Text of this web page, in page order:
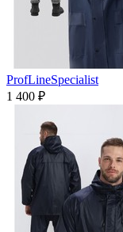
ProfLineSpecialist
1 400 ₽